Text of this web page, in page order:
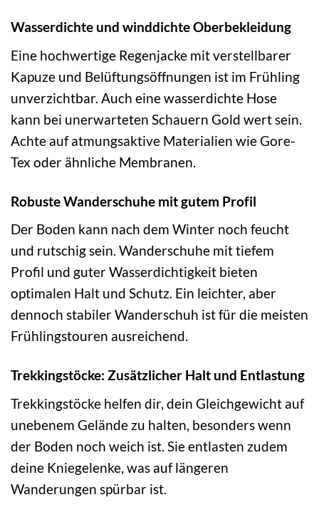
Wasserdichte und winddichte Oberbekleidung
Eine hochwertige Regenjacke mit verstellbarer
Kapuze und Belüftungsöffnungen ist im Frühling
unverzichtbar. Auch eine wasserdichte Hose
kann bei unerwarteten Schauern Gold wert sein.
Achte auf atmungsaktive Materialien wie Gore-
Tex oder ähnliche Membranen.
Robuste Wanderschuhe mit gutem Profil
Der Boden kann nach dem Winter noch feucht
und rutschig sein. Wanderschuhe mit tiefem
Profil und guter Wasserdichtigkeit bieten
optimalen Halt und Schutz. Ein leichter, aber
dennoch stabiler Wanderschuh ist für die meisten
Frühlingstouren ausreichend.
Trekkingstöcke: Zusätzlicher Halt und Entlastung
Trekkingstöcke helfen dir, dein Gleichgewicht auf
unebenem Gelände zu halten, besonders wenn
der Boden noch weich ist. Sie entlasten zudem
deine Kniegelenke, was auf längeren
Wanderungen spürbar ist.